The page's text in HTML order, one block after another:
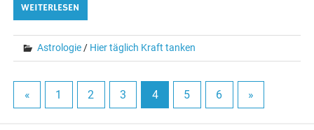
WEITERLESEN
Astrologie / Hier täglich Kraft tanken
« 1 2 3 4 5 6 »